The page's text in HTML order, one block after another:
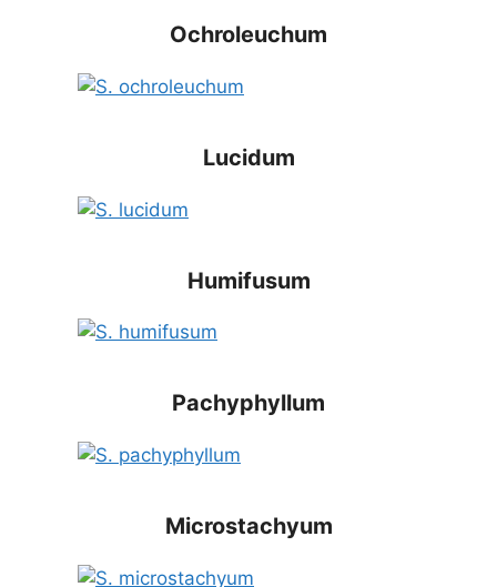
Ochroleuchum
Lucidum
Humifusum
Pachyphyllum
Microstachyum